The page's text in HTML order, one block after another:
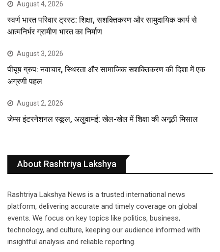
August 4, 2026
स्वर्ण भारत परिवार ट्रस्ट: शिक्षा, सशक्तिकरण और सामुदायिक कार्य से
आत्मनिर्भर ग्रामीण भारत का निर्माण
August 3, 2026
पीयूष ग्रुप: नवाचार, स्थिरता और सामाजिक सशक्तिकरण की दिशा में एक
अग्रणी पहल
August 2, 2026
जेम्स इंटरनेशनल स्कूल, अलुवामई: खेल-खेल में शिक्षा की अनूठी मिसाल
About Rashtriya Lakshya
Rashtriya Lakshya News is a trusted international news
platform, delivering accurate and timely coverage on global
events. We focus on key topics like politics, business,
technology, and culture, keeping our audience informed with
insightful analysis and reliable reporting.